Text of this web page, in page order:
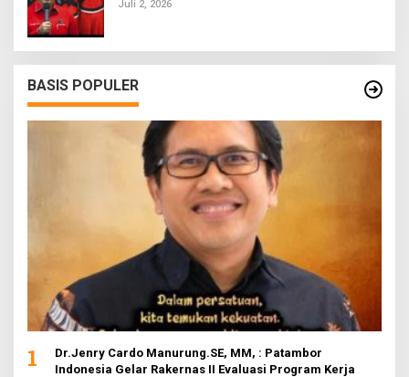
Juli 2, 2026
BASIS POPULER
1
Dr.Jenry Cardo Manurung.SE, MM, : Patambor
Indonesia Gelar Rakernas II Evaluasi Program Kerja